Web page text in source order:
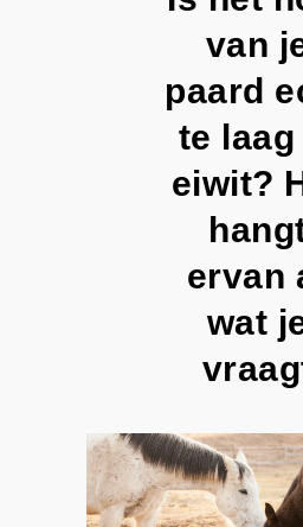
van
paard
te laag
eiwit?
ervan
wat